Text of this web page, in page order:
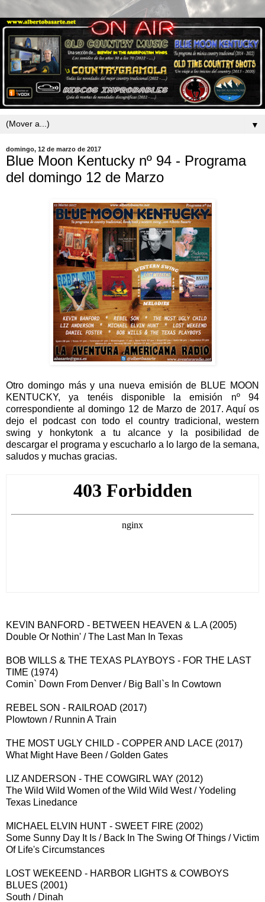
▼
domingo, 12 de marzo de 2017
Blue Moon Kentucky nº 94 - Programa
del domingo 12 de Marzo
Otro domingo más y una nueva emisión de BLUE MOON
KENTUCKY, ya tenéis disponible la emisión nº 94
correspondiente al domingo 12 de Marzo de 2017. Aquí os
dejo el podcast con todo el country tradicional, western
swing y honkytonk a tu alcance y la posibilidad de
descargar el programa y escucharlo a lo largo de la semana,
saludos y muchas gracias.
KEVIN BANFORD - BETWEEN HEAVEN & L.A (2005)
Double Or Nothin' / The Last Man In Texas
BOB WILLS & THE TEXAS PLAYBOYS - FOR THE LAST
TIME (1974)
Comin` Down From Denver / Big Ball`s In Cowtown
REBEL SON - RAILROAD (2017)
Plowtown / Runnin A Train
THE MOST UGLY CHILD - COPPER AND LACE (2017)
What Might Have Been / Golden Gates
LIZ ANDERSON - THE COWGIRL WAY (2012)
The Wild Wild Women of the Wild Wild West / Yodeling
Texas Linedance
MICHAEL ELVIN HUNT - SWEET FIRE (2002)
Some Sunny Day It Is / Back In The Swing Of Things / Victim
Of Life's Circumstances
LOST WEKEEND - HARBOR LIGHTS & COWBOYS
BLUES (2001)
South / Dinah